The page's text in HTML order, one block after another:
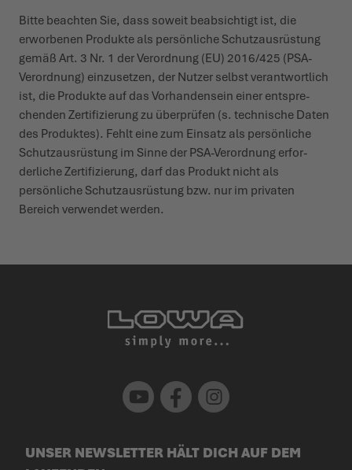
Bitte beachten Sie, dass soweit beab­sichtigt ist, die
erworbenen Produkte als persönliche Schutz­aus­rüstung
gemäß Art. 3 Nr. 1 der Verordnung (EU) 2016/425 (PSA-
Verordnung) einzu­setzen, der Nutzer selbst verant­wortlich
ist, die Produkte auf das Vorhan­densein einer entspre­
chenden Zerti­fi­zierung zu über­prüfen (s. tech­nische Daten
des Produktes). Fehlt eine zum Einsatz als persönliche
Schutz­aus­rüstung im Sinne der PSA-Verordnung erfor­
derliche Zerti­fi­zierung, darf das Produkt nicht als
persönliche Schutz­aus­rüstung bzw. nur im privaten
Bereich verwendet werden.
Youtube Facebook Instagram
UNSER NEWSLETTER HÄLT DICH AUF DEM